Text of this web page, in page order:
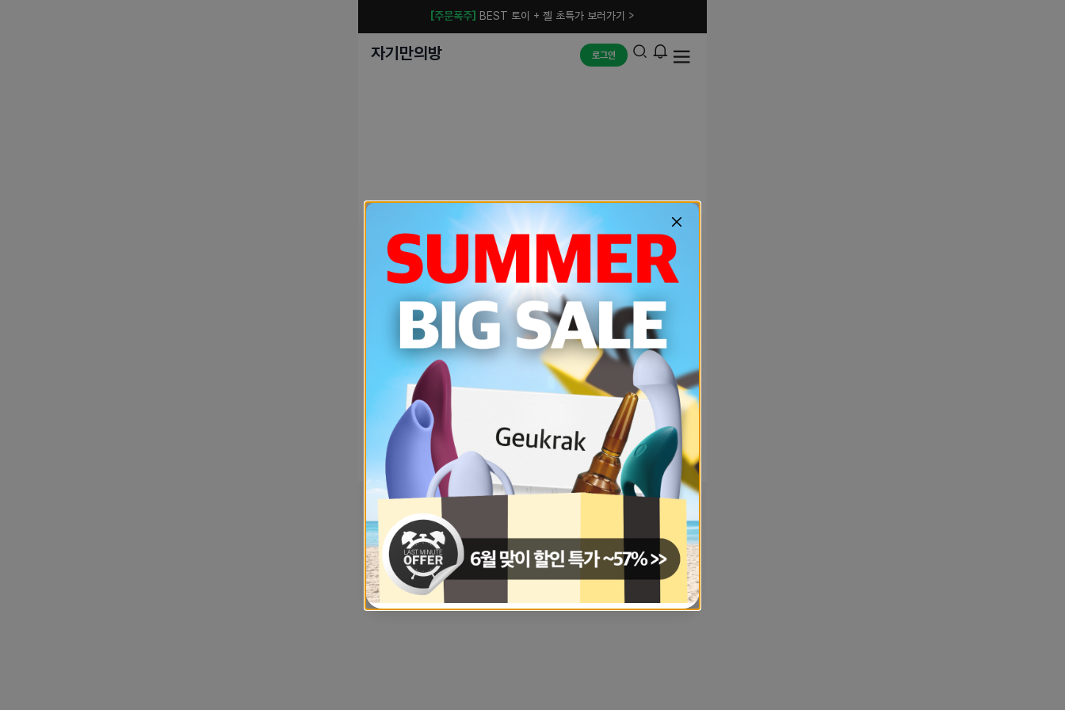
[주문폭주] BEST 토이 + 젤 초특가 보러가기 >
자기만의방 로그인
예상치 못한 에러입니다.